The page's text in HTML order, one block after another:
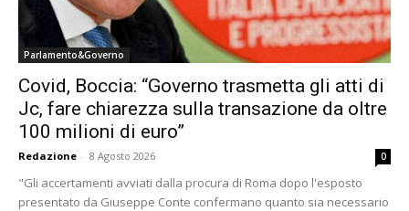
Parlamento&Governo
Covid, Boccia: “Governo trasmetta gli atti di
Jc, fare chiarezza sulla transazione da oltre
100 milioni di euro”
Redazione - 8 Agosto 2026 0
"Gli accertamenti avviati dalla procura di Roma dopo l'esposto
presentato da Giuseppe Conte confermano quanto sia necessario